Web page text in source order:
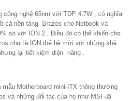
công nghệ 65nm với TDP 4.7W , có nghĩa
cả nền tảng Brazos cho Netbook và
so với ION 2 . Điều đó có thể khiến cho
như là ION thế hệ mới với những khả
lại tiết kiệm điện năng .
Motherboard mini-ITX thông thường
và những đối tác của họ như MSI đã